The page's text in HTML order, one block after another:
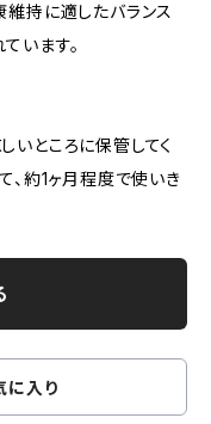
維持に適したバランス
います。
いところに保管してく
、約1ヶ月程度で使いき
に入り